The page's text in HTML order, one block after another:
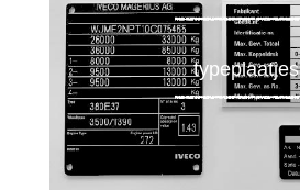
typeplaatjes